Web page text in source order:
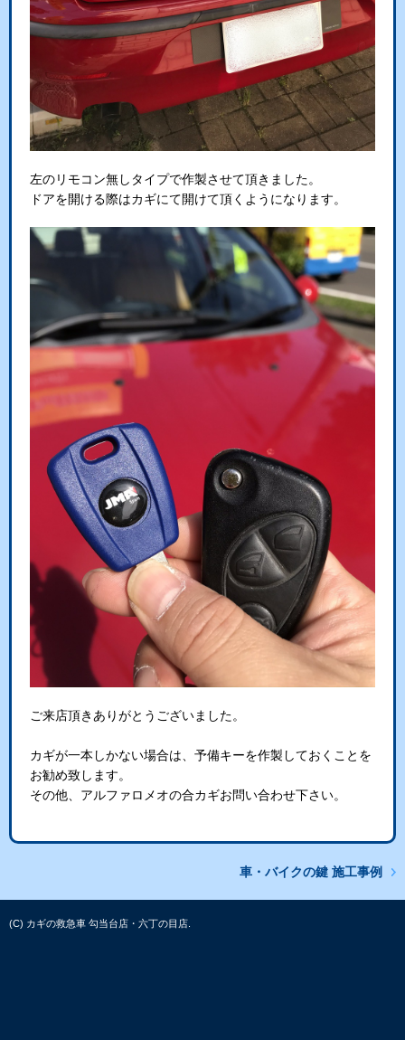
左のリモコン無しタイプで作製させて頂きました。
ドアを開ける際はカギにて開けて頂くようになります。
ご来店頂きありがとうございました。
カギが一本しかない場合は、予備キーを作製しておくことを
お勧め致します。
その他、アルファロメオの合カギお問い合わせ下さい。
車・バイクの鍵 施工事例
(C) カギの救急車 勾当台店・六丁の目店.